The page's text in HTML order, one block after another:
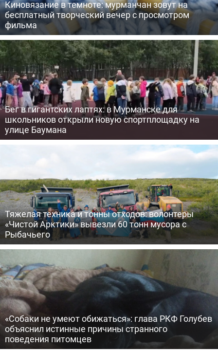
Киновязание в темноте: мурманчан зовут на
бесплатный творческий вечер с просмотром
фильма
Бег в гигантских лаптях: в Мурманске для
школьников открыли новую спортплощадку на
улице Баумана
Тяжелая техника и тонны отходов: волонтеры
«Чистой Арктики» вывезли 60 тонн мусора с
Рыбачьего
«Собаки не умеют обижаться»: глава РКФ Голубев
объяснил истинные причины странного
поведения питомцев